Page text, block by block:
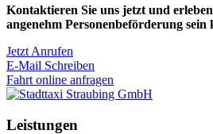
Kontaktieren Sie uns jetzt und
angenehm Personenbeförderung sein
Jetzt Anrufen
E-Mail Schreiben
Fahrt online anfragen
Leistungen